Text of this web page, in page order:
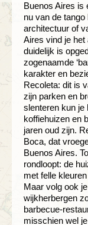
Buenos Aires is
nu van de
architectuur of
Aires vind je
duidelijk is
zogenaamde
karakter en
Recoleta: dit is
zijn parken en
slenteren kun je
koffiehuizen en
jaren oud zijn.
Boca, dat
Buenos Aires.
rondloopt: de
met felle
Maar volg ook
wijkherbergen
barbecue-
misschien wel